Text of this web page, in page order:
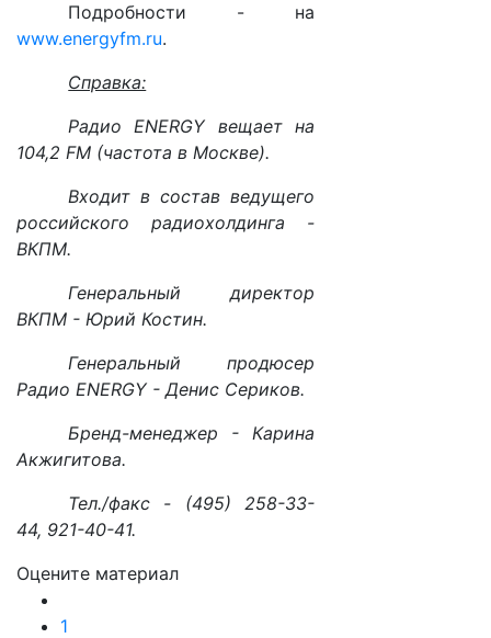
Подробности - на
www.energyfm.ru.
Справка:
Радио ENERGY вещает на
104,2 FM (частота в Москве).
Входит в состав ведущего
российского радиохолдинга -
ВКПМ.
Генеральный директор
ВКПМ - Юрий Костин.
Генеральный продюсер
Радио ENERGY - Денис Сериков.
Бренд-менеджер - Карина
Акжигитова.
Тел./факс - (495) 258-33-
44, 921-40-41.
Оцените материал
1